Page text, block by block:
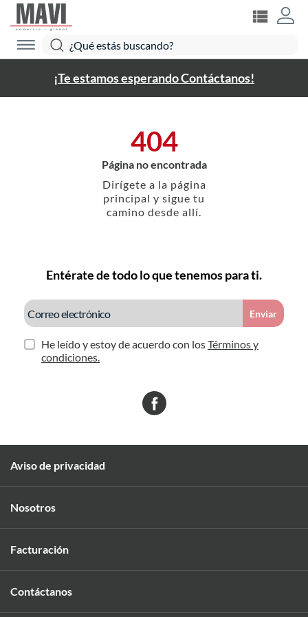
¡Te estamos esperando Contáctanos!
404
Página no encontrada
Dirígete a la página
principal y sigue tu
camino desde allí.
Entérate de todo lo que tenemos para ti.
Enviar
He leído y estoy de acuerdo con losTérminos y
condiciones.
Aviso de privacidad
Nosotros
Facturación
Contáctanos